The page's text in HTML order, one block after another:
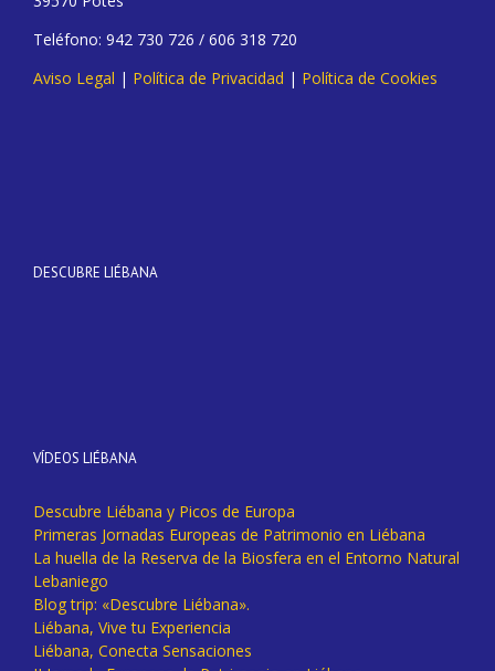
Teléfono: 942 730 726 / 606 318 720
Aviso Legal | Política de Privacidad | Política de Cookies
DESCUBRE LIÉBANA
VÍDEOS LIÉBANA
Descubre Liébana y Picos de Europa
Primeras Jornadas Europeas de Patrimonio en Liébana
La huella de la Reserva de la Biosfera en el Entorno Natural
Lebaniego
Blog trip: «Descubre Liébana».
Liébana, Vive tu Experiencia
Liébana, Conecta Sensaciones